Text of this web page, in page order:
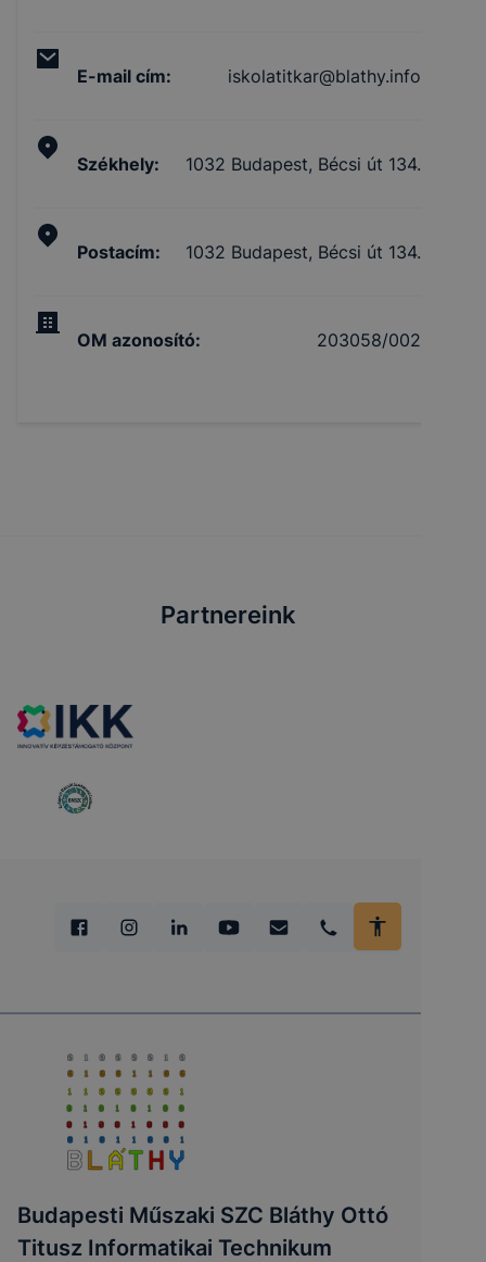
E-mail cím: iskolatitkar@blathy.info
Székhely: 1032 Budapest, Bécsi út 134.
Postacím: 1032 Budapest, Bécsi út 134.
OM azonosító: 203058/002
Partnereink
Budapesti Műszaki SZC Bláthy Ottó
Titusz Informatikai Technikum